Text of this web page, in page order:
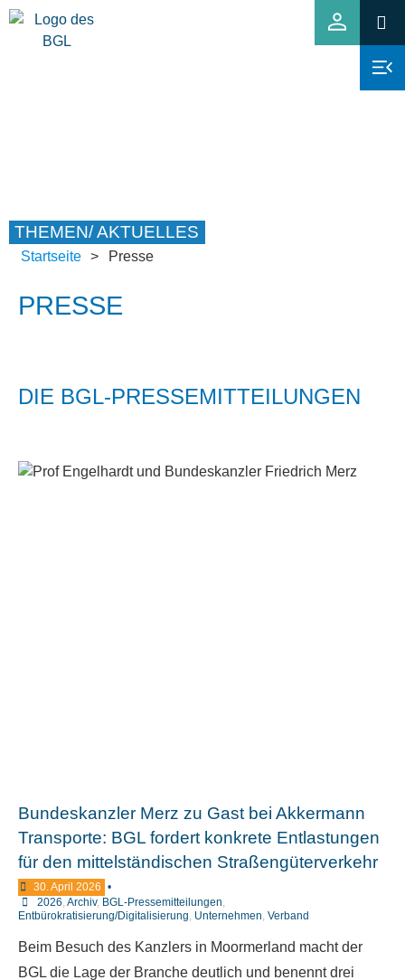
THEMEN/ AKTUELLES
Startseite > Presse
PRESSE
DIE BGL-PRESSEMITTEILUNGEN
Bundeskanzler Merz zu Gast bei Akkermann
Transporte: BGL fordert konkrete Entlastungen
für den mittelständischen Straßengüterverkehr
30. April 2026 •
2026 Archiv, BGL-Pressemitteilungen
Entbürokratisierung/Digitalisierung Unternehmen Verband
Beim Besuch des Kanzlers in Moormerland macht der
BGL die Lage der Branche deutlich und benennt drei